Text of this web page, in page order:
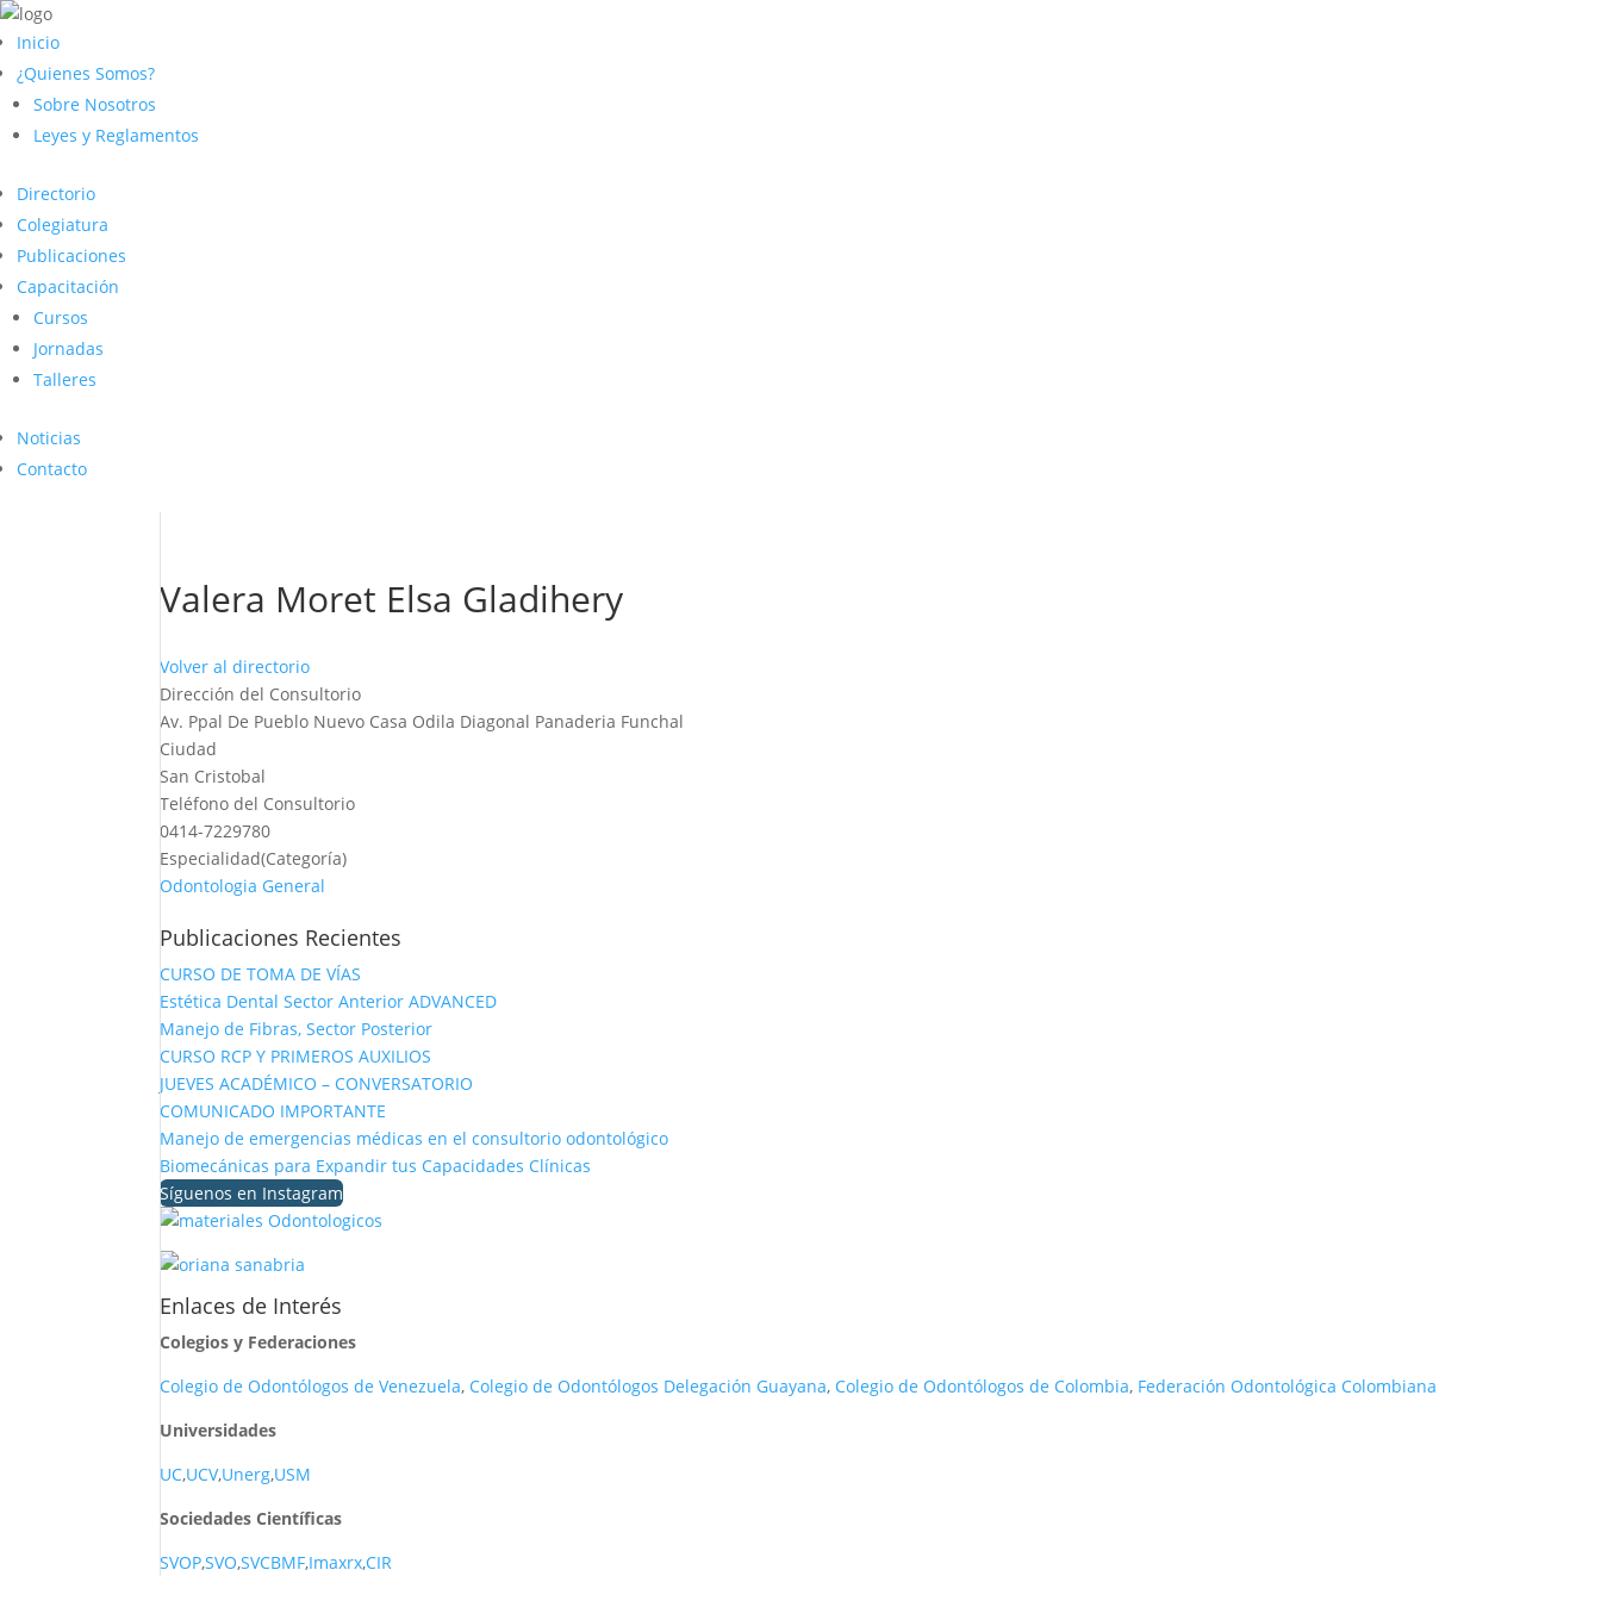
Inicio
¿Quienes Somos?
Sobre Nosotros
Leyes y Reglamentos
Directorio
Colegiatura
Publicaciones
Capacitación
Cursos
Jornadas
Talleres
Noticias
Contacto
Valera Moret Elsa Gladihery
Volver al directorio
Dirección del Consultorio
Av. Ppal De Pueblo Nuevo Casa Odila Diagonal Panaderia Funchal
Ciudad
San Cristobal
Teléfono del Consultorio
0414-7229780
Especialidad(Categoría)
Odontologia General
Publicaciones Recientes
CURSO DE TOMA DE VÍAS
Estética Dental Sector Anterior ADVANCED
Manejo de Fibras, Sector Posterior
CURSO RCP Y PRIMEROS AUXILIOS
JUEVES ACADÉMICO – CONVERSATORIO
COMUNICADO IMPORTANTE
Manejo de emergencias médicas en el consultorio odontológico
Biomecánicas para Expandir tus Capacidades Clínicas
Síguenos en Instagram
Enlaces de Interés
Colegios y Federaciones
Colegio de Odontólogos de Venezuela, Colegio de Odontólogos Delegación Guayana, Colegio de Odontólogos de Colombia, Federación Odontológica Colombiana
Universidades
UC,UCV,Unerg,USM
Sociedades Científicas
SVOP,SVO,SVCBMF,Imaxrx,CIR